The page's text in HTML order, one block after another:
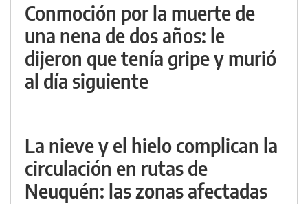
Conmoción por la muerte de
una nena de dos años: le
dijeron que tenía gripe y murió
al día siguiente
La nieve y el hielo complican la
circulación en rutas de
Neuquén: las zonas afectadas